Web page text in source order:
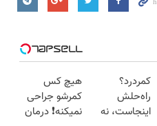
کمردرد؟
راه‌حلش
اینجاست، نه
هیچ کس
کمرشو جراحی
نمیکنه❗ درمان